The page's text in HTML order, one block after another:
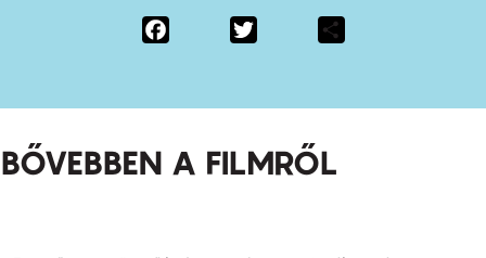
Facebook
BŐVEBBEN A FILMRŐL